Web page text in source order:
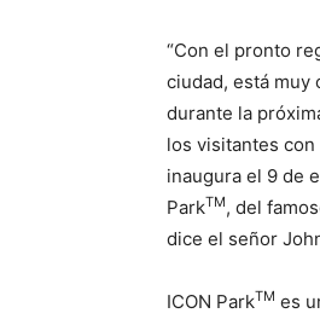
“Con el pronto
ciudad, está muy
durante la
los visitantes
inaugura el 9 de
ParkTM, del
dice el señor
ICON ParkTM es